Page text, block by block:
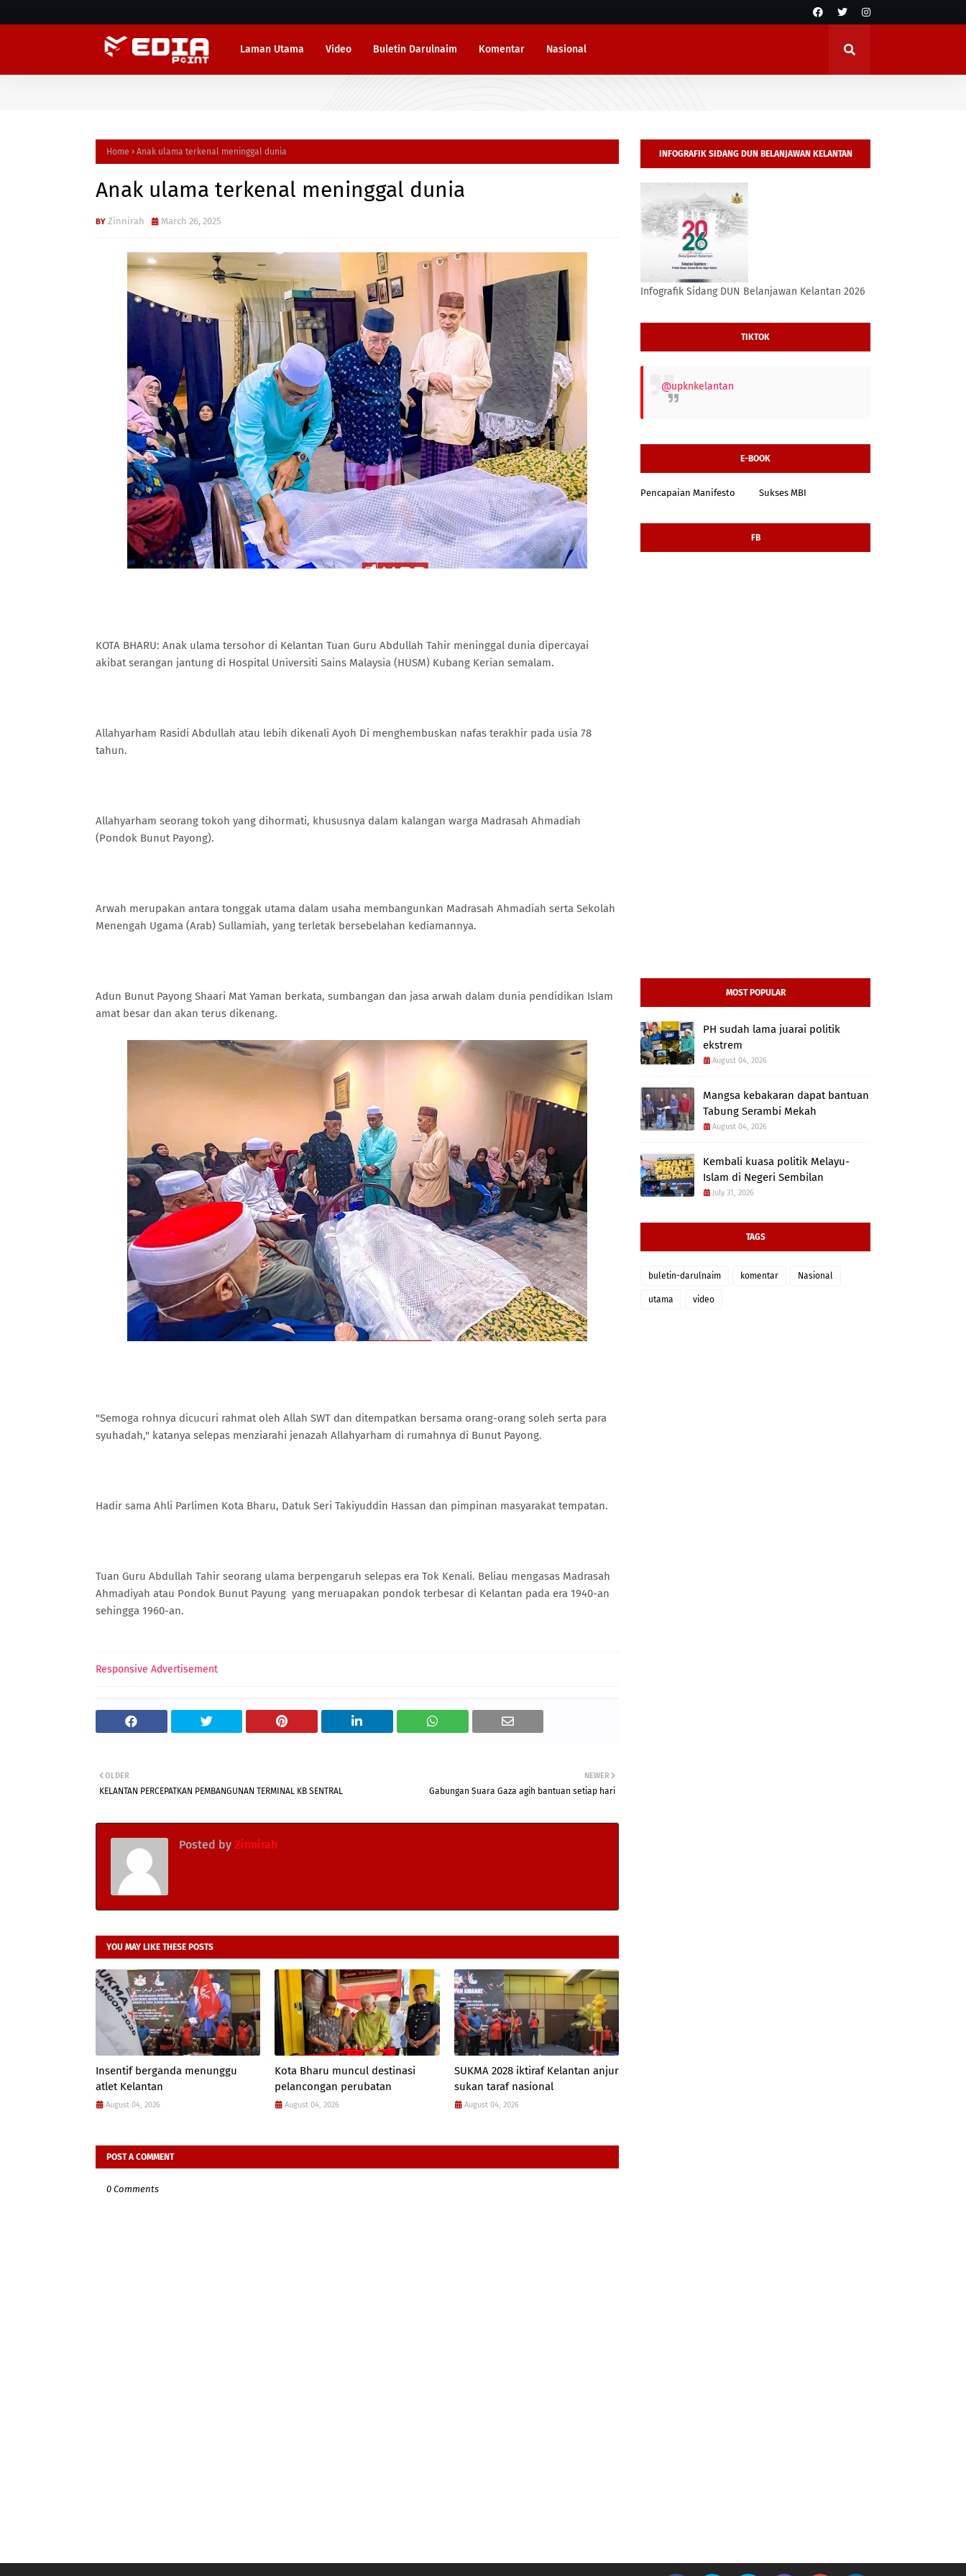
Laman Utama Video Buletin Darulnaim Komentar Nasional
Home Anak ulama terkenal meninggal dunia
Anak ulama terkenal meninggal dunia
Zinnirah March 26, 2025
KOTA BHARU: Anak ulama tersohor di Kelantan Tuan Guru Abdullah Tahir meninggal dunia dipercayai
akibat serangan jantung di Hospital Universiti Sains Malaysia (HUSM) Kubang Kerian semalam.
Allahyarham Rasidi Abdullah atau lebih dikenali Ayoh Di menghembuskan nafas terakhir pada usia 78
tahun.
Allahyarham seorang tokoh yang dihormati, khususnya dalam kalangan warga Madrasah Ahmadiah
(Pondok Bunut Payong).
Arwah merupakan antara tonggak utama dalam usaha membangunkan Madrasah Ahmadiah serta Sekolah
Menengah Ugama (Arab) Sullamiah, yang terletak bersebelahan kediamannya.
Adun Bunut Payong Shaari Mat Yaman berkata, sumbangan dan jasa arwah dalam dunia pendidikan Islam
amat besar dan akan terus dikenang.
"Semoga rohnya dicucuri rahmat oleh Allah SWT dan ditempatkan bersama orang-orang soleh serta para
syuhadah," katanya selepas menziarahi jenazah Allahyarham di rumahnya di Bunut Payong.
Hadir sama Ahli Parlimen Kota Bharu, Datuk Seri Takiyuddin Hassan dan pimpinan masyarakat tempatan.
Tuan Guru Abdullah Tahir seorang ulama berpengaruh selepas era Tok Kenali. Beliau mengasas Madrasah
Ahmadiyah atau Pondok Bunut Payung yang meruapakan pondok terbesar di Kelantan pada era 1940-an
sehingga 1960-an.
Responsive Advertisement
NEWER
Gabungan Suara Gaza agih bantuan setiap hari
OLDER
KELANTAN PERCEPATKAN PEMBANGUNAN TERMINAL KB SENTRAL
Posted by Zinnirah
YOU MAY LIKE THESE POSTS
Insentif berganda menunggu
atlet Kelantan
August 04, 2026
Kota Bharu muncul destinasi
pelancongan perubatan
August 04, 2026
SUKMA 2028 iktiraf Kelantan anjur
sukan taraf nasional
August 04, 2026
POST A COMMENT
0 Comments
INFOGRAFIK SIDANG DUN BELANJAWAN KELANTAN
2026
Infografik Sidang DUN Belanjawan Kelantan 2026
TIKTOK
@upknkelantan
E-BOOK
Pencapaian Manifesto Sukses MBI
FB
MOST POPULAR
PH sudah lama juarai politik
ekstrem
August 04, 2026
Mangsa kebakaran dapat bantuan
Tabung Serambi Mekah
August 04, 2026
Kembali kuasa politik Melayu-
Islam di Negeri Sembilan
July 31, 2026
TAGS
buletin-darulnaim komentar Nasional
utama video